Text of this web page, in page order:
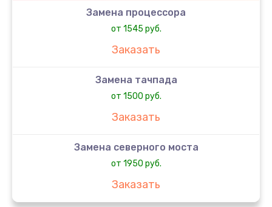
Замена процессора
от 1545 руб.
Заказать
Замена тачпада
от 1500 руб.
Заказать
Замена северного моста
от 1950 руб.
Заказать